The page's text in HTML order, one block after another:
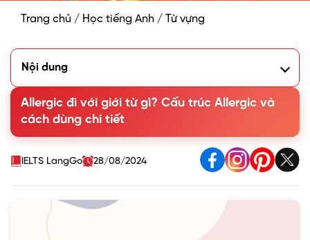
Trang chủ / Học tiếng Anh / Từ vựng
Nội dung
2. Allergic đi với giới từ gì?
3. Phân biệt Allergic với Sensitive trong Tiếng Anh
4. Một số từ đồng nghĩa và trái nghĩa với Allergic
5. Bài tập thực hành Allergic đi với giới từ gì?
Allergic đi với giới từ gì? Cấu trúc Allergic và
cách dùng chi tiết
IELTS LangGo 28/08/2024